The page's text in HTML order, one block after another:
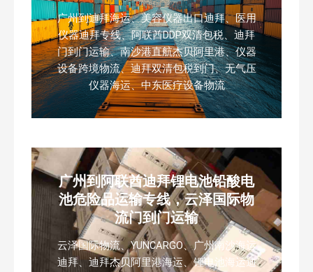
广州到迪拜海运、美容仪器出口迪拜、医用
仪器迪拜专线、阿联酋DDP双清包税、迪拜
门到门运输、南沙港直航杰贝阿里港、仪器
设备跨境物流、迪拜双清包税到门、无气压
仪器海运、中东医疗设备物流
广州到阿联酋迪拜锂电池铅酸电
池危险品运输专线，云泽国际物
流门到门运输
云泽国际物流、YUNCARGO、广州南沙海运
迪拜、迪拜杰贝阿里港海运、锂电池海运迪